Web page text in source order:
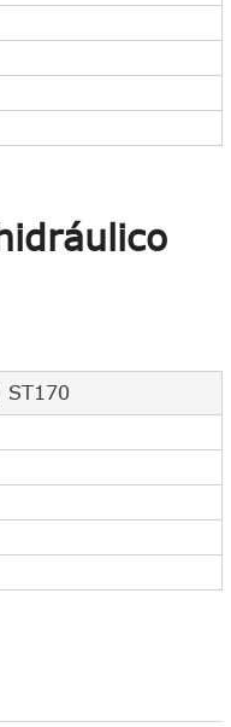
ST170